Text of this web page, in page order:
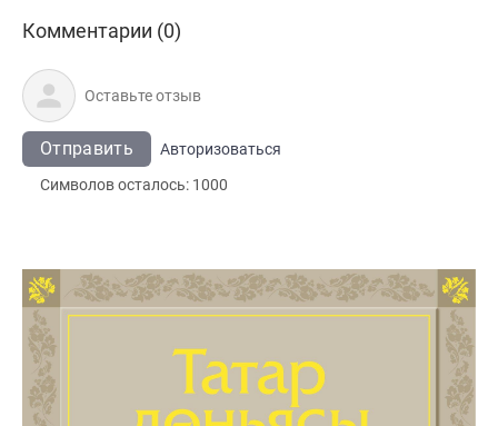
Комментарии (0)
Отправить
Авторизоваться
Символов осталось: 1000